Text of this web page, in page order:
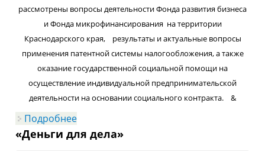
рассмотрены вопросы деятельности Фонда развития бизнеса
и Фонда микрофинансирования на территории
Краснодарского края, результаты и актуальные вопросы
применения патентной системы налогообложения, а также
оказание государственной социальной помощи на
осуществление индивидуальной предпринимательской
деятельности на основании социального контракта. &
Подробнее
образования Выселковский район
«Деньги для дела»